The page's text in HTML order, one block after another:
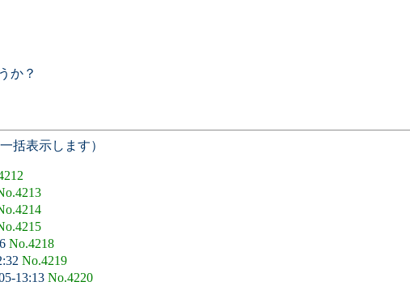
か？
括表示します）
No.4218
No.4219
13:13 No.4220